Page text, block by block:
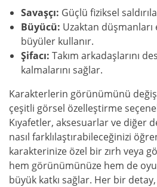
Savaşçı: Güçlü fiziksel
Büyücü: Uzaktan
büyüler kullanır.
Şifacı: Takım arkadaşlarını
kalmalarını sağlar.
Karakterlerin görünümünü
çeşitli görsel özelleştirme
Kıyafetler, aksesuarlar ve diğer
nasıl farklılaştırabileceğinizi
karakterinize özel bir zırh veya
hem görünümünüze hem de
büyük katkı sağlar. Her bir